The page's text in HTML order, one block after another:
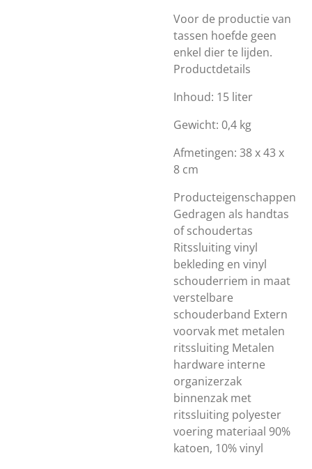
Voor de productie van
tassen hoefde geen
enkel dier te lijden.
Productdetails
Inhoud: 15 liter
Gewicht: 0,4 kg
Afmetingen: 38 x 43 x
8 cm
Producteigenschappen
Gedragen als handtas
of schoudertas
Ritssluiting vinyl
bekleding en vinyl
schouderriem in maat
verstelbare
schouderband Extern
voorvak met metalen
ritssluiting Metalen
hardware interne
organizerzak
binnenzak met
ritssluiting polyester
voering materiaal 90%
katoen, 10% vinyl